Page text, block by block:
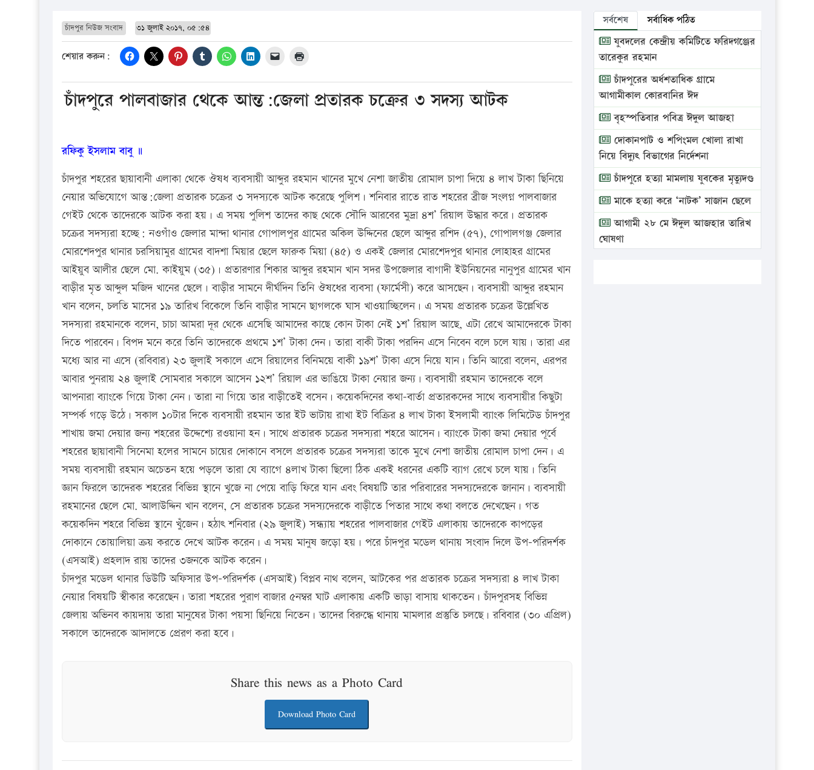
চাঁদপুর নিউজ সংবাদ ৩১ জুলাই ২০১৭, ০৫:৫৪
শেয়ার করুন:
চাঁদপুরে পালবাজার থেকে আন্ত:জেলা প্রতারক চক্রের ৩ সদস্য আটক
রফিকু ইসলাম বাবু ॥
চাঁদপুর শহরের ছায়াবানী এলাকা থেকে ঔষধ ব্যবসায়ী আব্দুর রহমান খানের মুখে নেশা জাতীয় রোমাল চাপা দিয়ে ৪ লাখ টাকা ছিনিয়ে
নেয়ার অভিযোগে আন্ত:জেলা প্রতারক চক্রের ৩ সদস্যকে আটক করেছে পুলিশ। শনিবার রাতে রাত শহরের ব্রীজ সংলগ্ন পালবাজার
গেইট থেকে তাদেরকে আটক করা হয়। এ সময় পুলিশ তাদের কাছ থেকে সৌদি আরবের মুদ্রা ৪শ’ রিয়াল উদ্ধার করে। প্রতারক
চক্রের সদস্যরা হচ্ছে: নওগাঁও জেলার মান্দা থানার গোপালপুর গ্রামের অকিল উদ্দিনের ছেলে আব্দুর রশিদ (৫৭), গোপালগঞ্জ জেলার
মোরশেদপুর থানার চরসিয়ামুর গ্রামের বাদশা মিয়ার ছেলে ফারুক মিয়া (৪৫) ও একই জেলার মোরশেদপুর থানার লোহাহর গ্রামের
আইয়ুব আলীর ছেলে মো. কাইয়ুম (৩৫)। প্রতারণার শিকার আব্দুর রহমান খান সদর উপজেলার বাগাদী ইউনিয়নের নানুপুর গ্রামের খান
বাড়ীর মৃত আব্দুল মজিদ খানের ছেলে। বাড়ীর সামনে দীর্ঘদিন তিনি ঔষধের ব্যবসা (ফার্মেসী) করে আসছেন। ব্যবসায়ী আব্দুর রহমান
খান বলেন, চলতি মাসের ১৯ তারিখ বিকেলে তিনি বাড়ীর সামনে ছাগলকে ঘাস খাওয়াচ্ছিলেন। এ সময় প্রতারক চক্রের উল্লেখিত
সদস্যরা রহমানকে বলেন, চাচা আমরা দূর থেকে এসেছি আমাদের কাছে কোন টাকা নেই ১শ’ রিয়াল আছে, এটা রেখে আমাদেরকে টাকা
দিতে পারবেন। বিপদ মনে করে তিনি তাদেরকে প্রথমে ১শ’ টাকা দেন। তারা বাকী টাকা পরদিন এসে নিবেন বলে চলে যায়। তারা এর
মধ্যে আর না এসে (রবিবার) ২৩ জুলাই সকালে এসে রিয়ালের বিনিময়ে বাকী ১৯শ’ টাকা এসে নিয়ে যান। তিনি আরো বলেন, এরপর
আবার পুনরায় ২৪ জুলাই সোমবার সকালে আসেন ১২শ’ রিয়াল এর ভাঙিয়ে টাকা নেয়ার জন্য। ব্যবসায়ী রহমান তাদেরকে বলে
আপনারা ব্যাংকে গিয়ে টাকা নেন। তারা না গিয়ে তার বাড়ীতেই বসেন। কয়েকদিনের কথা-বার্তা প্রতারকদের সাথে ব্যবসায়ীর কিছুটা
সম্পর্ক গড়ে উঠে। সকাল ১০টার দিকে ব্যবসায়ী রহমান তার ইট ভাটায় রাখা ইট বিক্রির ৪ লাখ টাকা ইসলামী ব্যাংক লিমিটেড চাঁদপুর
শাখায় জমা দেয়ার জন্য শহরের উদ্দেশ্যে রওয়ানা হন। সাথে প্রতারক চক্রের সদস্যরা শহরে আসেন। ব্যাংকে টাকা জমা দেয়ার পূর্বে
শহরের ছায়াবানী সিনেমা হলের সামনে চায়ের দোকানে বসলে প্রতারক চক্রের সদস্যরা তাকে মুখে নেশা জাতীয় রোমাল চাপা দেন। এ
সময় ব্যবসায়ী রহমান অচেতন হয়ে পড়লে তারা যে ব্যাগে ৪লাখ টাকা ছিলো ঠিক একই ধরনের একটি ব্যাগ রেখে চলে যায়। তিনি
জ্ঞান ফিরলে তাদেরক শহরের বিভিন্ন স্থানে খুজে না পেয়ে বাড়ি ফিরে যান এবং বিষয়টি তার পরিবারের সদস্যদেরকে জানান। ব্যবসায়ী
রহমানের ছেলে মো. আলাউদ্দিন খান বলেন, সে প্রতারক চক্রের সদস্যদেরকে বাড়ীতে পিতার সাথে কথা বলতে দেখেছেন। গত
কয়েকদিন শহরে বিভিন্ন স্থানে খুঁজেন। হঠাৎ শনিবার (২৯ জুলাই) সন্ধ্যায় শহরের পালবাজার গেইট এলাকায় তাদেরকে কাপড়ের
দোকানে তোয়ালিয়া ক্রয় করতে দেখে আটক করেন। এ সময় মানুষ জড়ো হয়। পরে চাঁদপুর মডেল থানায় সংবাদ দিলে উপ-পরিদর্শক
(এসআই) প্রহলাদ রায় তাদের ৩জনকে আটক করেন।
চাঁদপুর মডেল থানার ডিউটি অফিসার উপ-পরিদর্শক (এসআই) বিপ্লব নাথ বলেন, আটকের পর প্রতারক চক্রের সদস্যরা ৪ লাখ টাকা
নেয়ার বিষয়টি স্বীকার করেছেন। তারা শহরের পুরাণ বাজার ৫নম্বর ঘাট এলাকায় একটি ভাড়া বাসায় থাকতেন। চাঁদপুরসহ বিভিন্ন
জেলায় অভিনব কায়দায় তারা মানুষের টাকা পয়সা ছিনিয়ে নিতেন। তাদের বিরুদ্ধে থানায় মামলার প্রস্তুতি চলছে। রবিবার (৩০ এপ্রিল)
সকালে তাদেরকে আদালতে প্রেরণ করা হবে।
Share this news as a Photo Card
Download Photo Card
সর্বশেষ সর্বাধিক পঠিত
যুবদলের কেন্দ্রীয় কমিটিতে ফরিদগঞ্জের
তারেকুর রহমান
চাঁদপুরের অর্ধশতাধিক গ্রামে
আগামীকাল কোরবানির ঈদ
বৃহস্পতিবার পবিত্র ঈদুল আজহা
দোকানপাট ও শপিংমল খোলা রাখা
নিয়ে বিদ্যুৎ বিভাগের নির্দেশনা
চাঁদপুরে হত্যা মামলায় যুবকের মৃত্যুদণ্ড
মাকে হত্যা করে ‘নাটক’ সাজান ছেলে
আগামী ২৮ মে ঈদুল আজহার তারিখ
ঘোষণা